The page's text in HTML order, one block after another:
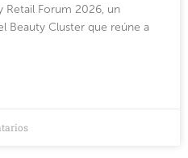
Retail Forum 2026, un
Beauty Cluster que reúne a